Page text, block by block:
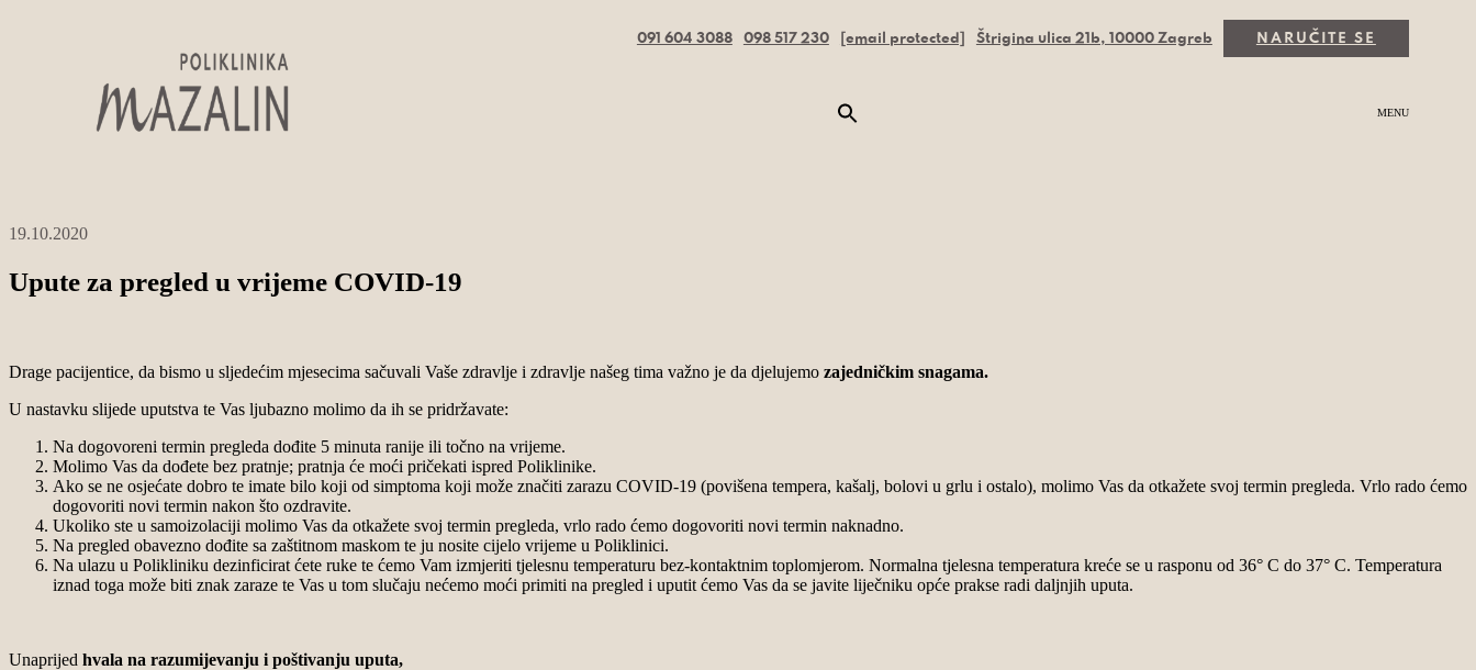
091 604 3088 098 517 230 [email protected] Štrigina ulica 21b, 10000 Zagreb NARUČITE SE
MENU
19.10.2020
Upute za pregled u vrijeme COVID-19
Drage pacijentice, da bismo u sljedećim mjesecima sačuvali Vaše zdravlje i zdravlje našeg tima važno je da djelujemo zajedničkim snagama.
U nastavku slijede uputstva te Vas ljubazno molimo da ih se pridržavate:
Na dogovoreni termin pregleda dođite 5 minuta ranije ili točno na vrijeme.
Molimo Vas da dođete bez pratnje; pratnja će moći pričekati ispred Poliklinike.
Ako se ne osjećate dobro te imate bilo koji od simptoma koji može značiti zarazu COVID-19 (povišena tempera, kašalj, bolovi u grlu i ostalo), molimo Vas da otkažete svoj termin pregleda. Vrlo rado ćemo
dogovoriti novi termin nakon što ozdravite.
Ukoliko ste u samoizolaciji molimo Vas da otkažete svoj termin pregleda, vrlo rado ćemo dogovoriti novi termin naknadno.
Na pregled obavezno dođite sa zaštitnom maskom te ju nosite cijelo vrijeme u Poliklinici.
Na ulazu u Polikliniku dezinficirat ćete ruke te ćemo Vam izmjeriti tjelesnu temperaturu bez-kontaktnim toplomjerom. Normalna tjelesna temperatura kreće se u rasponu od 36° C do 37° C. Temperatura
iznad toga može biti znak zaraze te Vas u tom slučaju nećemo moći primiti na pregled i uputit ćemo Vas da se javite liječniku opće prakse radi daljnjih uputa.
Unaprijed hvala na razumijevanju i poštivanju uputa,